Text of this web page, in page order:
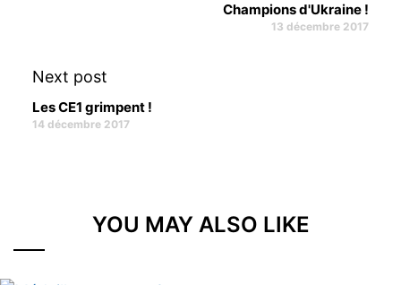
Champions d'Ukraine !
13 décembre 2017
Next post
Les CE1 grimpent !
14 décembre 2017
YOU MAY ALSO LIKE